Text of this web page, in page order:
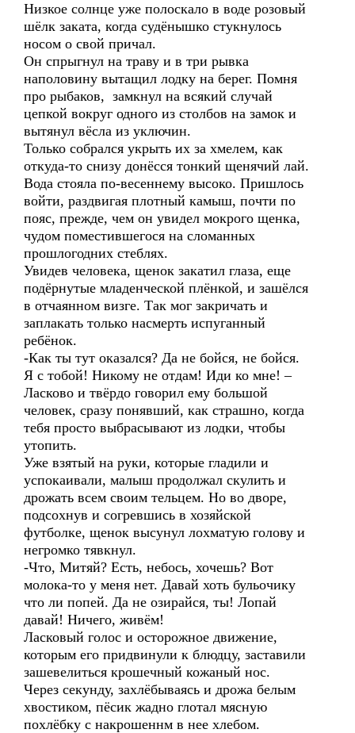
Низкое солнце уже полоскало в воде розовый
шёлк заката, когда судёнышко стукнулось
носом о свой причал.
Он спрыгнул на траву и в три рывка
наполовину вытащил лодку на берег. Помня
про рыбаков, замкнул на всякий случай
цепкой вокруг одного из столбов на замок и
вытянул вёсла из уключин.
Только собрался укрыть их за хмелем, как
откуда-то снизу донёсся тонкий щенячий лай.
Вода стояла по-весеннему высоко. Пришлось
войти, раздвигая плотный камыш, почти по
пояс, прежде, чем он увидел мокрого щенка,
чудом поместившегося на сломанных
прошлогодних стеблях.
Увидев человека, щенок закатил глаза, еще
подёрнутые младенческой плёнкой, и зашёлся
в отчаянном визге. Так мог закричать и
заплакать только насмерть испуганный
ребёнок.
-Как ты тут оказался? Да не бойся, не бойся.
Я с тобой! Никому не отдам! Иди ко мне! –
Ласково и твёрдо говорил ему большой
человек, сразу понявший, как страшно, когда
тебя просто выбрасывают из лодки, чтобы
утопить.
Уже взятый на руки, которые гладили и
успокаивали, малыш продолжал скулить и
дрожать всем своим тельцем. Но во дворе,
подсохнув и согревшись в хозяйской
футболке, щенок высунул лохматую голову и
негромко тявкнул.
-Что, Митяй? Есть, небось, хочешь? Вот
молока-то у меня нет. Давай хоть бульочику
что ли попей. Да не озирайся, ты! Лопай
давай! Ничего, живём!
Ласковый голос и осторожное движение,
которым его придвинули к блюдцу, заставили
зашевелиться крошечный кожаный нос.
Через секунду, захлёбываясь и дрожа белым
хвостиком, пёсик жадно глотал мясную
похлёбку с накрошеннм в нее хлебом.